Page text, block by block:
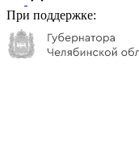
При поддержке: